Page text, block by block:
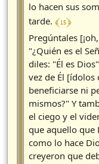
lo hacen sus
tarde. ﴾ 15 ﴿
Pregúntales
"¿Quién es el
diles: "Él es
vez de Él
beneficiarse ni
mismos?" Y
el ciego y el
que aquello que
como lo hace
creyeron que